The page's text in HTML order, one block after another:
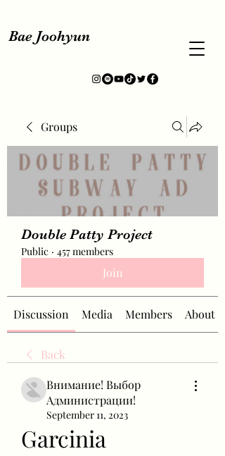
Bae Joohyun
Groups
Double Patty Project
Public · 457 members
Join
Discussion Media Members About
Back
Внимание! Выбор
Администрации!
September 11, 2023
Garcinia